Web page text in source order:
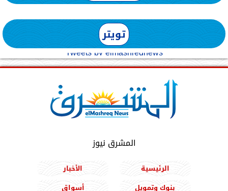
تويتر
Tweets by elmashreqnews
المشرق نيوز
الرئيسية
الأخبار
بنوك وتمويل
أسواق